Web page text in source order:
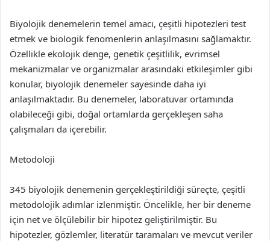
Biyolojik denemelerin temel amacı, çeşitli hipotezleri test
etmek ve biologik fenomenlerin anlaşılmasını sağlamaktır.
Özellikle ekolojik denge, genetik çeşitlilik, evrimsel
mekanizmalar ve organizmalar arasındaki etkileşimler gibi
konular, biyolojik denemeler sayesinde daha iyi
anlaşılmaktadır. Bu denemeler, laboratuvar ortamında
olabileceği gibi, doğal ortamlarda gerçekleşen saha
çalışmaları da içerebilir.
Metodoloji
345 biyolojik denemenin gerçekleştirildiği süreçte, çeşitli
metodolojik adımlar izlenmiştir. Öncelikle, her bir deneme
için net ve ölçülebilir bir hipotez geliştirilmiştir. Bu
hipotezler, gözlemler, literatür taramaları ve mevcut veriler